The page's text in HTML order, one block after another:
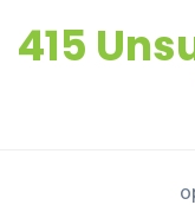
415